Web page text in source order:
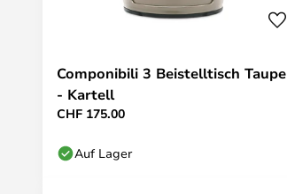
Componibili 3 Beistelltisch Taupe
- Kartell
CHF 175.00
Auf Lager